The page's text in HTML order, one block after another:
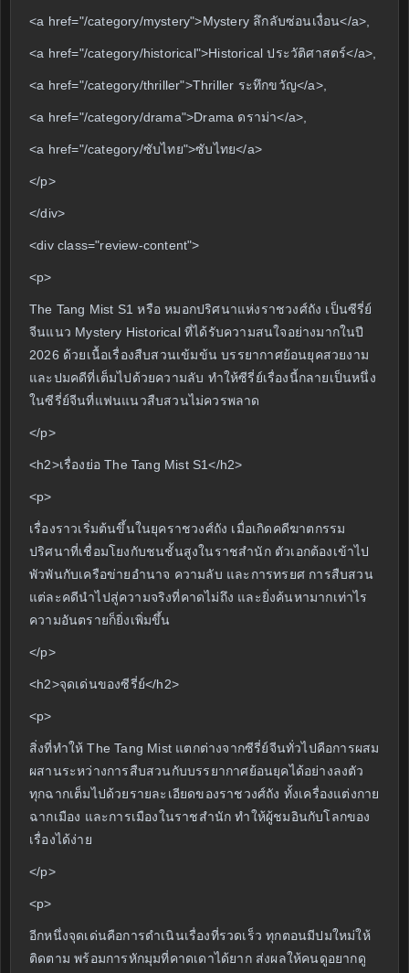
<a href="/category/mystery">Mystery ลึกลับซ่อนเงื่อน</a>,
<a href="/category/historical">Historical ประวัติศาสตร์</a>,
<a href="/category/thriller">Thriller ระทึกขวัญ</a>,
<a href="/category/drama">Drama ดราม่า</a>,
<a href="/category/ซับไทย">ซับไทย</a>
</p>
</div>
<div class="review-content">
<p>
The Tang Mist S1 หรือ หมอกปริศนาแห่งราชวงศ์ถัง เป็นซีรี่ย์
จีนแนว Mystery Historical ที่ได้รับความสนใจอย่างมากในปี
2026 ด้วยเนื้อเรื่องสืบสวนเข้มข้น บรรยากาศย้อนยุคสวยงาม
และปมคดีที่เต็มไปด้วยความลับ ทำให้ซีรี่ย์เรื่องนี้กลายเป็นหนึ่ง
ในซีรี่ย์จีนที่แฟนแนวสืบสวนไม่ควรพลาด
</p>
<h2>เรื่องย่อ The Tang Mist S1</h2>
<p>
เรื่องราวเริ่มต้นขึ้นในยุคราชวงศ์ถัง เมื่อเกิดคดีฆาตกรรม
ปริศนาที่เชื่อมโยงกับชนชั้นสูงในราชสำนัก ตัวเอกต้องเข้าไป
พัวพันกับเครือข่ายอำนาจ ความลับ และการทรยศ การสืบสวน
แต่ละคดีนำไปสู่ความจริงที่คาดไม่ถึง และยิ่งค้นหามากเท่าไร
ความอันตรายก็ยิ่งเพิ่มขึ้น
</p>
<h2>จุดเด่นของซีรี่ย์</h2>
<p>
สิ่งที่ทำให้ The Tang Mist แตกต่างจากซีรี่ย์จีนทั่วไปคือการผสม
ผสานระหว่างการสืบสวนกับบรรยากาศย้อนยุคได้อย่างลงตัว
ทุกฉากเต็มไปด้วยรายละเอียดของราชวงศ์ถัง ทั้งเครื่องแต่งกาย
ฉากเมือง และการเมืองในราชสำนัก ทำให้ผู้ชมอินกับโลกของ
เรื่องได้ง่าย
</p>
<p>
อีกหนึ่งจุดเด่นคือการดำเนินเรื่องที่รวดเร็ว ทุกตอนมีปมใหม่ให้
ติดตาม พร้อมการหักมุมที่คาดเดาได้ยาก ส่งผลให้คนดูอยากดู